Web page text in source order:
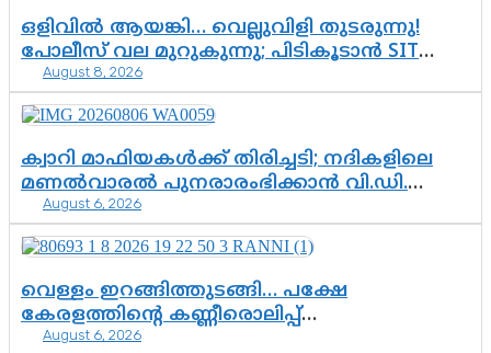
ഒളിവിൽ ആയങ്കി… വെല്ലുവിളി തുടരുന്നു!
പോലീസ് വല മുറുകുന്നു; പിടികൂടാൻ SIT
രംഗത്ത്. ഇനി ചോദ്യം ആയങ്കി എവിടെ
എന്നത് മാത്രം അല്ല—ആയങ്കി
കസ്റ്റഡിയിലായാൽ പുറത്തുവരുക
എന്തൊക്കെ വിവരങ്ങൾ?”
August 8, 2026
ക്വാറി മാഫിയകൾക്ക് തിരിച്ചടി; നദികളിലെ
മണൽവാരൽ പുനരാരംഭിക്കാൻ വി.ഡി.
സർക്കാർ തീരുമാനം
August 6, 2026
വെള്ളം ഇറങ്ങിത്തുടങ്ങി… പക്ഷേ
കേരളത്തിന്റെ കണ്ണീരൊലിപ്പ്
എന്നവസാനിക്കും?
August 6, 2026